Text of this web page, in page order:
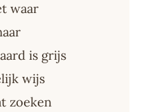
waar
is grijs
wijs
zoeken